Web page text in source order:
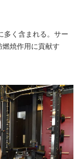
多く含まれる。サー
焼作用に貢献す